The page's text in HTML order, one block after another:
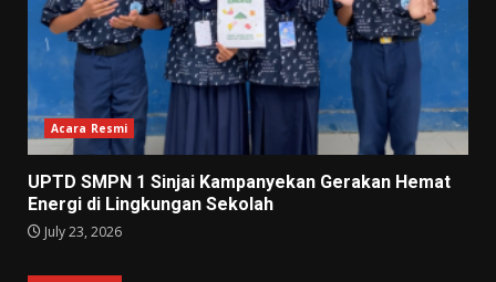
Acara Resmi
UPTD SMPN 1 Sinjai Kampanyekan Gerakan Hemat
Energi di Lingkungan Sekolah
July 23, 2026